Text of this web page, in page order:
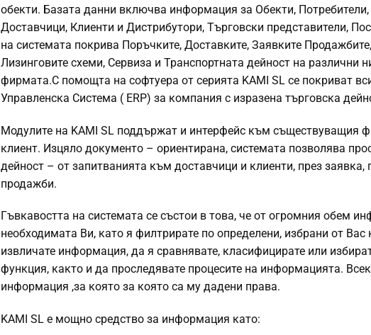
обекти. Базата данни включва информация за Обекти,
Доставчици, Клиенти и Дистрибутори, Търговски представители,
на системата покрива Поръчките, Доставките, Заявките
Лизинговите схеми, Сервиза и Транспортната дейност на различни
фирмата.С помощта на софтуера от серията KAMI SL се покриват
Управленска Система ( ERP) за компания с изразена търговска
Модулите на KAMI SL поддържат и интерфейс към съществуващия
клиент. Изцяло документо – ориентирана, системата позволява
дейност – от запитванията към доставчици и клиенти, през
продажби.
Гъвкавостта на системата се състои в това, че от огромния обем
необходимата Ви, като я филтрирате по определени, избрани от
извличате информация, да я сравнявате, класифицирате или
функция, както и да проследявате процесите на информацията.
информация ,за която за която са му дадени права.
KAMI SL е мощно средство за информация като: